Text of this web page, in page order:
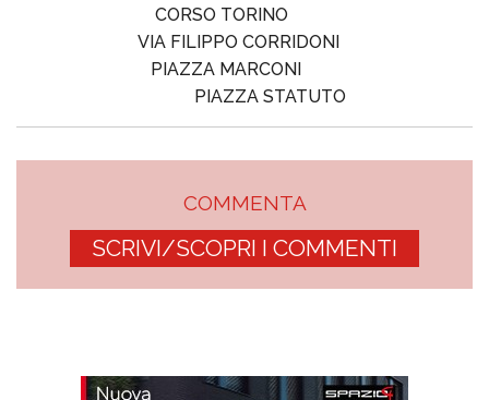
CORSO TORINO
VIA FILIPPO CORRIDONI
PIAZZA MARCONI
PIAZZA STATUTO
COMMENTA
SCRIVI/SCOPRI I COMMENTI